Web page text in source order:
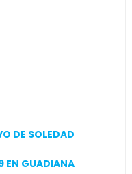
DE SOLEDAD
EN GUADIANA